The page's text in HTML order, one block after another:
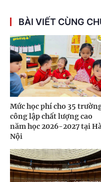
BÀI VIẾT CÙNG
Mức học phí cho 35
công lập chất lượng cao
năm học 2026-2027 tại
Nội